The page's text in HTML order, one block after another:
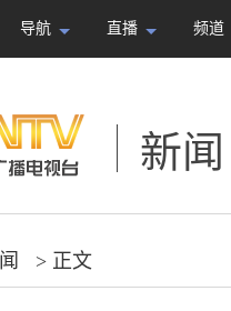
导航 直播 频道
新闻
> 正文